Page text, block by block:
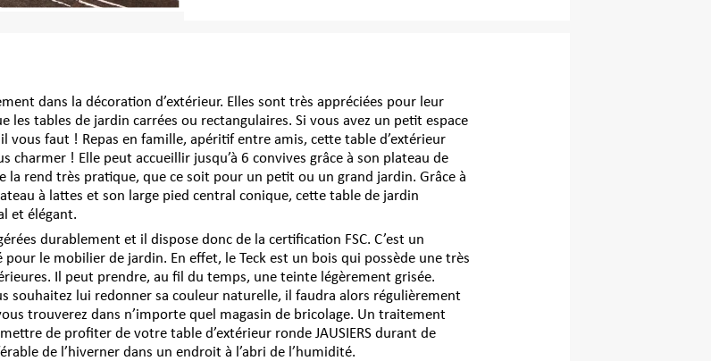
dans la décoration d’extérieur. Elles sont très appréciées pour leur
tables de jardin carrées ou rectangulaires. Si vous avez un petit espace
vous faut ! Repas en famille, apéritif entre amis, cette table d’extérieur
charmer ! Elle peut accueillir jusqu’à 6 convives grâce à son plateau de
la rend très pratique, que ce soit pour un petit ou un grand jardin. Grâce à
à lattes et son large pied central conique, cette table de jardin
et élégant.
durablement et il dispose donc de la certification FSC. C’est un
le mobilier de jardin. En effet, le Teck est un bois qui possède une très
Il peut prendre, au fil du temps, une teinte légèrement grisée.
souhaitez lui redonner sa couleur naturelle, il faudra alors régulièrement
trouverez dans n’importe quel magasin de bricolage. Un traitement
de profiter de votre table d’extérieur ronde JAUSIERS durant de
de l’hiverner dans un endroit à l’abri de l’humidité.